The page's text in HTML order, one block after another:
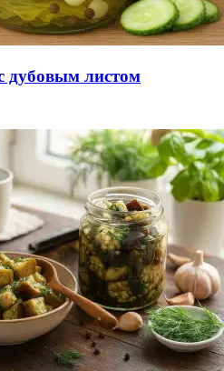
дубовым листом